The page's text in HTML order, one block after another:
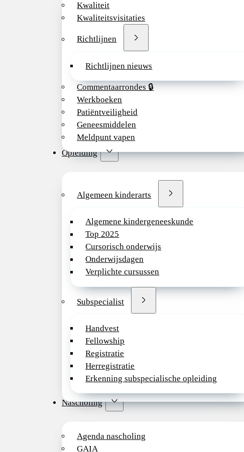
Kwaliteit
Kwaliteitsvisitaties
Richtlijnen
Richtlijnen nieuws
Commentaarrondes 🔒
Werkboeken
Patiëntveiligheid
Geneesmiddelen
Meldpunt vapen
Opleiding
Algemeen kinderarts
Algemene kindergeneeskunde
Top 2025
Cursorisch onderwijs
Onderwijsdagen
Verplichte cursussen
Subspecialist
Handvest
Fellowship
Registratie
Herregistratie
Erkenning subspecialische opleiding
Nascholing
Agenda nascholing
GAIA